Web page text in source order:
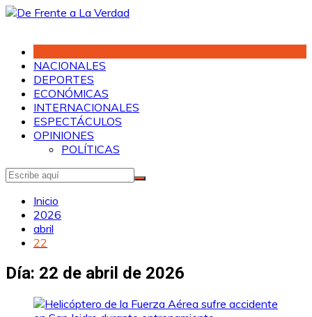
Saltar
NACIONALES
DEPORTES
ECONÓMICAS
INTERNACIONALES
ESPECTÁCULOS
OPINIONES
POLÍTICAS
Inicio
2026
abril
22
Día: 22 de abril de 2026